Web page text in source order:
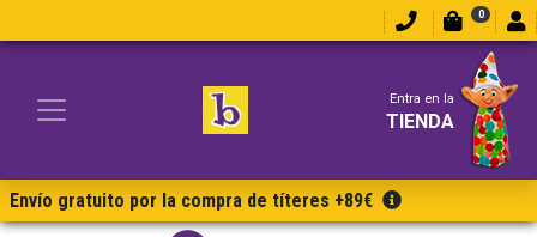
0
Entra en la
TIENDA
Envío gratuito por la compra de títeres +89€